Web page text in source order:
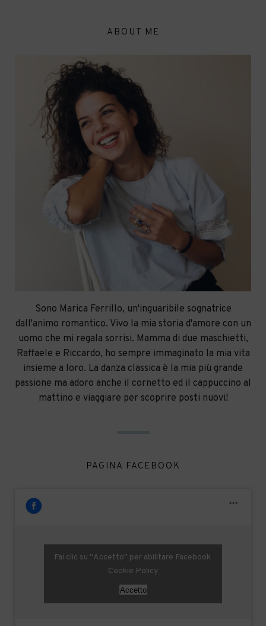
ABOUT ME
Sono Marica Ferrillo, un'inguaribile sognatrice
dall'animo romantico. Vivo la mia storia d'amore con un
uomo che mi regala sorrisi. Mamma di due maschietti,
Raffaele e Riccardo, ho sempre immaginato la mia vita
insieme a loro. La danza classica è la mia più grande
passione ma adoro anche il cornetto ed il cappuccino al
mattino e viaggiare per scoprire posti nuovi!
PAGINA FACEBOOK
Fai clic su "Accetto" per abilitare Facebook
Cookie Policy
Accetto